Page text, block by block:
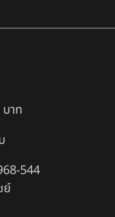
าท
544
ย์